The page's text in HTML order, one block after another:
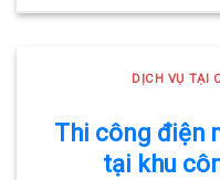
DỊCH VỤ TẠI
Thi công điện
tại khu